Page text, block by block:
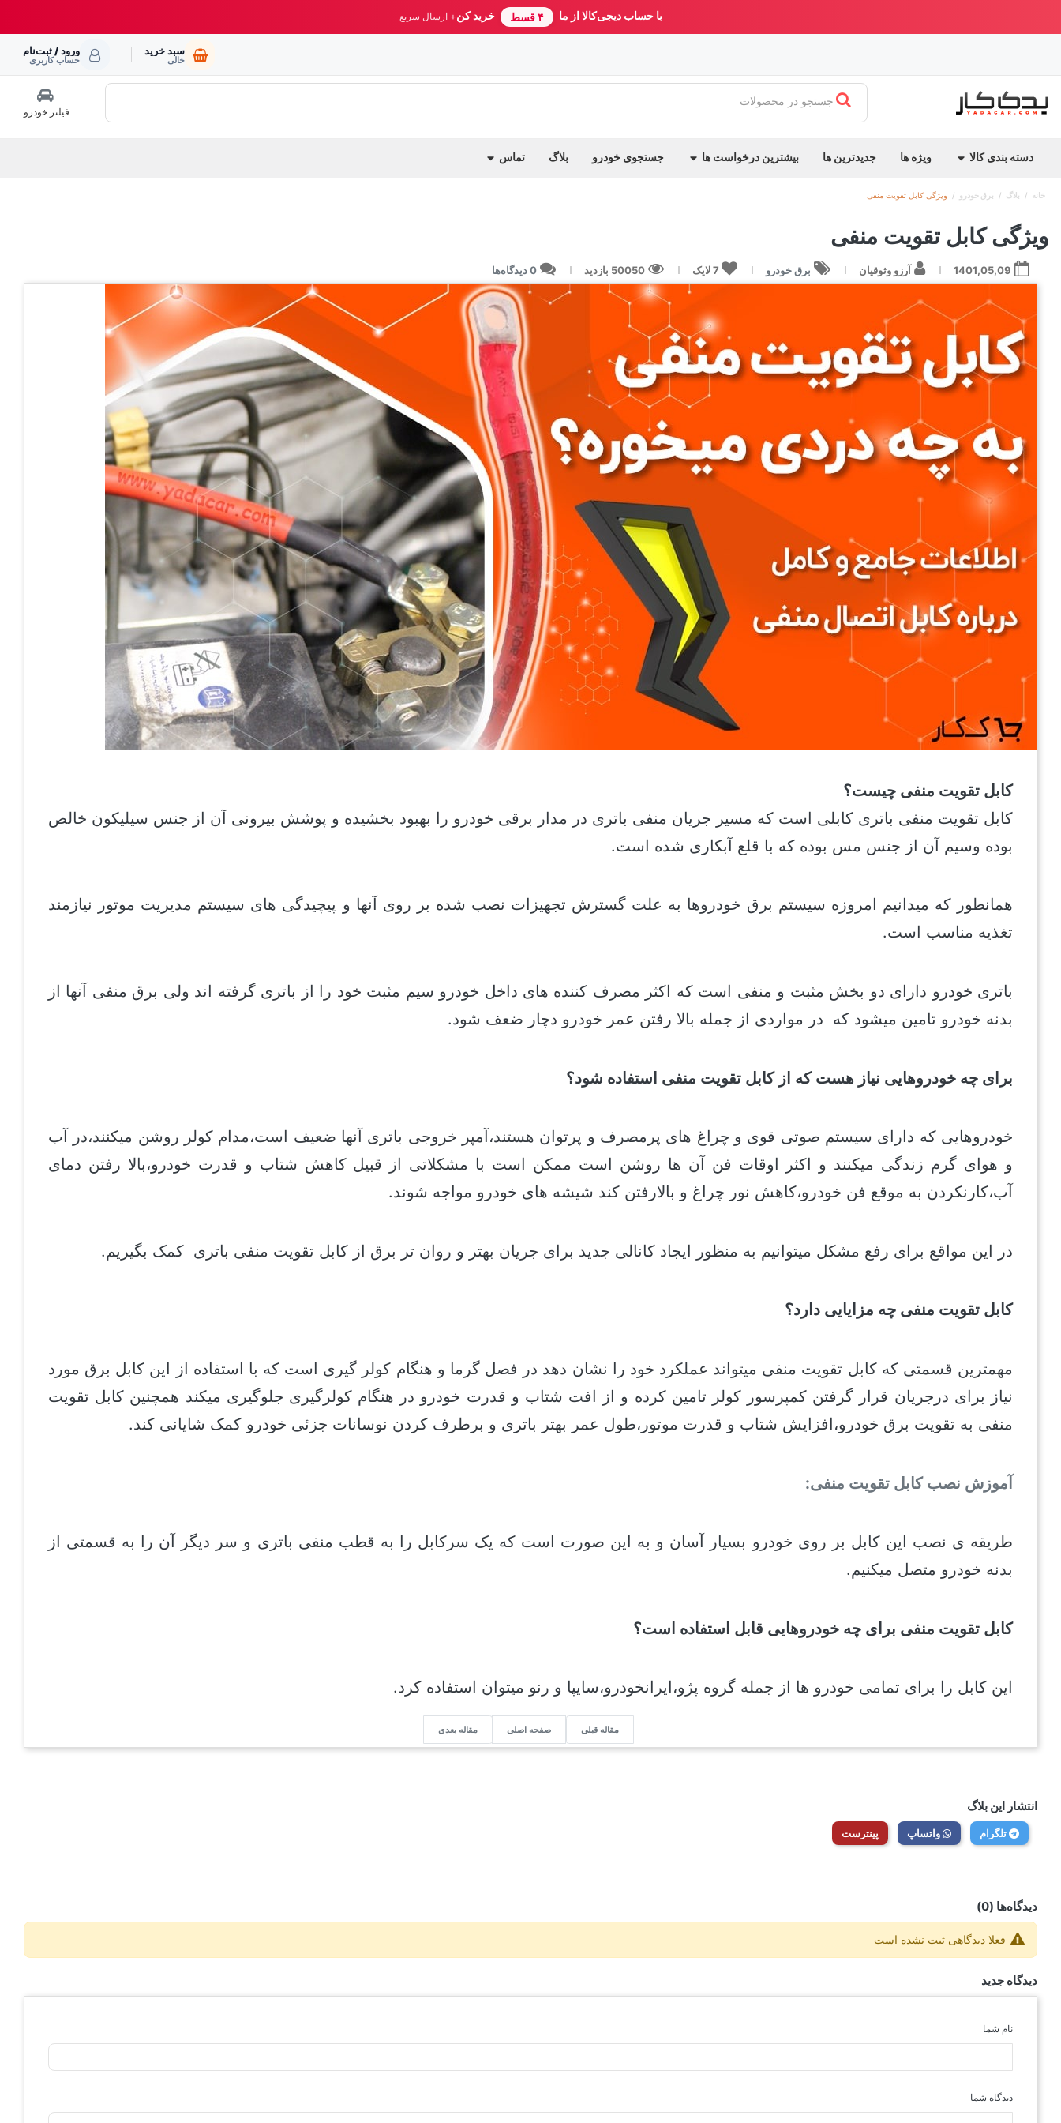
با حساب دیجی‌کالا از ما ۴ قسط خرید کن+ ارسال سریع
سبد خرید
خالی
ورود / ثبت‌نام
حساب کاربری
جستجو در محصولات
فیلتر خودرو
دسته بندی کالا ویژه ها جدیدترین ها بیشترین درخواست ها جستجوی خودرو بلاگ تماس
خانه بلاگ برق خودرو ویژگی کابل تقویت منفی
ویژگی کابل تقویت منفی
1401,05,09 آرزو وثوقیان برق خودرو 7لایک 50050 بازدید 0 دیدگاه‌ها
کابل تقویت منفی چیست؟
کابل تقویت منفی باتری کابلی است که مسیر جریان منفی باتری در مدار برقی خودرو را بهبود بخشیده و پوشش بیرونی آن از جنس سیلیکون خالص
بوده وسیم آن از جنس مس بوده که با قلع آبکاری شده است.
همانطور که میدانیم امروزه سیستم برق خودروها به علت گسترش تجهیزات نصب شده بر روی آنها و پیچیدگی های سیستم مدیریت موتور نیازمند
تغذیه مناسب است.
باتری خودرو دارای دو بخش مثبت و منفی است که اکثر مصرف کننده های داخل خودرو سیم مثبت خود را از باتری گرفته اند ولی برق منفی آنها از
بدنه خودرو تامین میشود که در مواردی از جمله بالا رفتن عمر خودرو دچار ضعف شود.
برای چه خودروهایی نیاز هست که از کابل تقویت منفی استفاده شود؟
خودروهایی که دارای سیستم صوتی قوی و چراغ های پرمصرف و پرتوان هستند،آمپر خروجی باتری آنها ضعیف است،مدام کولر روشن میکنند،در آب
و هوای گرم زندگی میکنند و اکثر اوقات فن آن ها روشن است ممکن است با مشکلاتی از قبیل کاهش شتاب و قدرت خودرو،بالا رفتن دمای
آب،کارنکردن به موقع فن خودرو،کاهش نور چراغ و بالارفتن کند شیشه های خودرو مواجه شوند.
در این مواقع برای رفع مشکل میتوانیم به منظور ایجاد کانالی جدید برای جریان بهتر و روان تر برق از کابل تقویت منفی باتری کمک بگیریم.
کابل تقویت منفی چه مزایایی دارد؟
مهمترین قسمتی که کابل تقویت منفی میتواند عملکرد خود را نشان دهد در فصل گرما و هنگام کولر گیری است که با استفاده از این کابل برق مورد
نیاز برای درجریان قرار گرفتن کمپرسور کولر تامین کرده و از افت شتاب و قدرت خودرو در هنگام کولرگیری جلوگیری میکند همچنین کابل تقویت
منفی به تقویت برق خودرو،افزایش شتاب و قدرت موتور،طول عمر بهتر باتری و برطرف کردن نوسانات جزئی خودرو کمک شایانی کند.
آموزش نصب کابل تقویت منفی:
طریقه ی نصب این کابل بر روی خودرو بسیار آسان و به این صورت است که یک سرکابل را به قطب منفی باتری و سر دیگر آن را به قسمتی از
بدنه خودرو متصل میکنیم.
کابل تقویت منفی برای چه خودروهایی قابل استفاده است؟
این کابل را برای تمامی خودرو ها از جمله گروه پژو،ایرانخودرو،سایپا و رنو میتوان استفاده کرد.
مقاله قبلی صفحه اصلی مقاله بعدی
انتشار این بلاگ
تلگرام واتساپ پینترست
دیدگاه‌ها (0)
فعلا دیدگاهی ثبت نشده است
دیدگاه جدید
نام شما
دیدگاه شما